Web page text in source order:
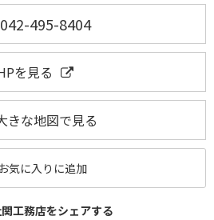
042-495-8404
を見る
きな地図で見る
お気に入りに追加
工務店をシェアする